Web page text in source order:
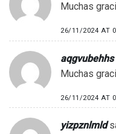
Muchas
26/11/2024 AT
aqgvubehhs
Muchas
26/11/2024 AT
yizpznlmld